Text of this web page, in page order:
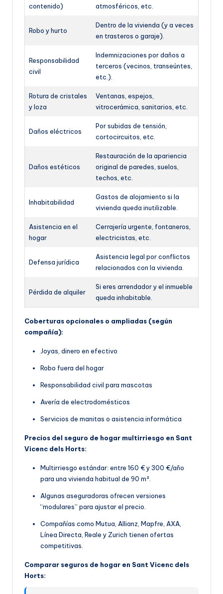
contenido)
atmosféricos, etc.
Robo y hurto
Dentro de la vivienda (y a veces
en trasteros o garaje).
Responsabilidad
civil
Indemnizaciones por daños a
terceros (vecinos, transeúntes,
etc.).
Rotura de cristales
y loza
Ventanas, espejos,
vitrocerámica, sanitarios, etc.
Daños eléctricos
Por subidas de tensión,
cortocircuitos, etc.
Daños estéticos
Restauración de la apariencia
original de paredes, suelos,
techos, etc.
Inhabitabilidad
Gastos de alojamiento si la
vivienda queda inutilizable.
Asistencia en el
hogar
Cerrajería urgente, fontaneros,
electricistas, etc.
Defensa jurídica
Asistencia legal por conflictos
relacionados con la vivienda.
Pérdida de alquiler
Si eres arrendador y el inmueble
queda inhabitable.
Coberturas opcionales o ampliadas (según
compañía):
Joyas, dinero en efectivo
Robo fuera del hogar
Responsabilidad civil para mascotas
Avería de electrodomésticos
Servicios de manitas o asistencia informática
Precios del seguro de hogar multirriesgo en Sant
Vicenc dels Horts:
Multirriesgo estándar: entre 160 € y 300 €/año
para una vivienda habitual de 90 m².
Algunas aseguradoras ofrecen versiones
“modulares” para ajustar el precio.
Compañías como Mutua, Allianz, Mapfre, AXA,
Línea Directa, Reale y Zurich tienen ofertas
competitivas.
Comparar seguros de hogar en Sant Vicenc dels
Horts: